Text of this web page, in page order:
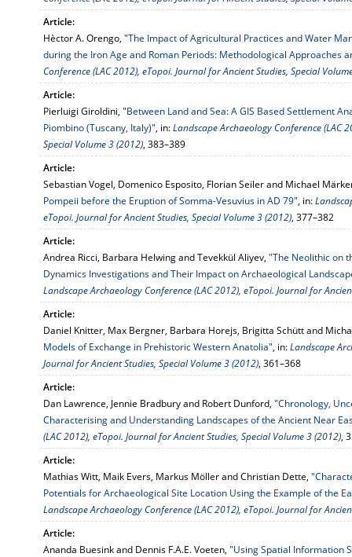
Article:
Hèctor A. Orengo, "The Impact of Agricultural Practices and Water
during the Iron Age and Roman Periods: Methodological Approaches
Conference (LAC 2012), eTopoi. Journal for Ancient Studies, Special
Article:
Pierluigi Giroldini, "Between Land and Sea: A GIS Based Settlement
Piombino (Tuscany, Italy)", in:Landscape Archaeology Conference (LAC
Special Volume 3 (2012), 383–389
Article:
Sebastian Vogel, Domenico Esposito, Florian Seiler and Michael
Pompeii before the Eruption of Somma-Vesuvius in AD 79", in:
eTopoi. Journal for Ancient Studies, Special Volume 3 (2012), 377–382
Article:
Andrea Ricci, Barbara Helwing and Tevekkül Aliyev, "The Neolithic on
Dynamics Investigations and Their Impact on Archaeological
Landscape Archaeology Conference (LAC 2012), eTopoi. Journal for
Article:
Daniel Knitter, Max Bergner, Barbara Horejs, Brigitta Schütt and
Models of Exchange in Prehistoric Western Anatolia", in:Landscape
Journal for Ancient Studies, Special Volume 3 (2012), 361–368
Article:
Dan Lawrence, Jennie Bradbury and Robert Dunford, "Chronology,
Characterising and Understanding Landscapes of the Ancient Near
(LAC 2012), eTopoi. Journal for Ancient Studies, Special Volume 3 (2012),
Article:
Mathias Witt, Maik Evers, Markus Möller and Christian Dette,
Potentials for Archaeological Site Location Using the Example of the
Landscape Archaeology Conference (LAC 2012), eTopoi. Journal for
Article:
Ananda Buesink and Dennis F.A.E. Voeten, "Using Spatial Information